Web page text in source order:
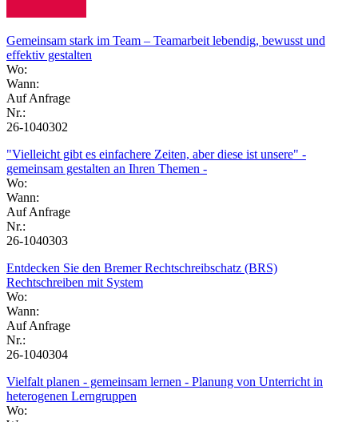
Gemeinsam stark im Team – Teamarbeit lebendig, bewusst und
effektiv gestalten
Wo:
Wann:
Auf Anfrage
Nr.:
26-1040302
"Vielleicht gibt es einfachere Zeiten, aber diese ist unsere" -
gemeinsam gestalten an Ihren Themen -
Wo:
Wann:
Auf Anfrage
Nr.:
26-1040303
Entdecken Sie den Bremer Rechtschreibschatz (BRS)
Rechtschreiben mit System
Wo:
Wann:
Auf Anfrage
Nr.:
26-1040304
Vielfalt planen - gemeinsam lernen - Planung von Unterricht in
heterogenen Lerngruppen
Wo: